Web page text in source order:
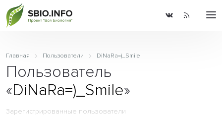
Главная Пользователи DiNaRa=)_Smile
Пользователь
«DiNaRa=)_Smile»
Зарегистрированные пользователи